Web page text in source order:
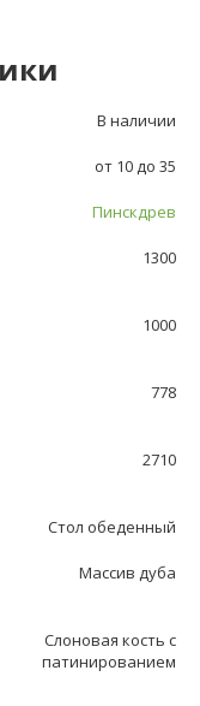
В наличии
от 10 до 35
Пинскдрев
1300
1000
778
2710
Стол обеденный
Массив дуба
Слоновая кость с
патинированием